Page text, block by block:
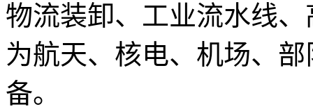
物流装卸、工业流水线
为航天、核电、机场、
备。